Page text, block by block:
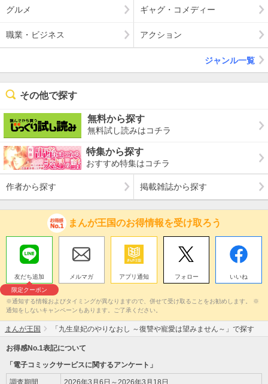
グルメ ギャグ・コメディー
職業・ビジネス アクション
ジャンル一覧
その他で探す
無料から探す
無料試し読みはコチラ
特集から探す
おすすめ特集はコチラ
作者から探す 掲載雑誌から探す
まんが王国のお得情報を受け取ろう
友だち追加
限定クーポン
メルマガ アプリ通知 フォロー いいね
※通知する情報およびタイミングが異なりますので、併せて受け取ることをお勧めします。 ※
通知をしないキャンペーンもあります。ご了承ください。
まんが王国 「九生皇妃のやりなおし ～復讐や寵愛は望みません～」で探す
お得感No.1表記について
「電子コミックサービスに関するアンケート」
調査期間 2026年3月6日～2026年3月18日